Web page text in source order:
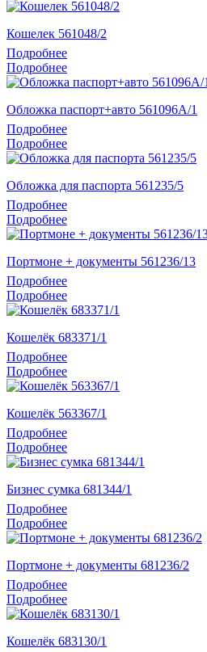
Кошелек 561048/2
Подробнее
Подробнее
Обложка паспорт+авто 561096A/1
Подробнее
Подробнее
Обложка для паспорта 561235/5
Подробнее
Подробнее
Портмоне + документы 561236/13
Подробнее
Подробнее
Кошелёк 683371/1
Подробнее
Подробнее
Кошелёк 563367/1
Подробнее
Подробнее
Бизнес сумка 681344/1
Подробнее
Подробнее
Портмоне + документы 681236/2
Подробнее
Подробнее
Кошелёк 683130/1